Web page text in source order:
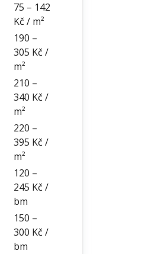
75 – 142
Kč / m²
190 –
305 Kč /
m²
210 –
340 Kč /
m²
220 –
395 Kč /
m²
120 –
245 Kč /
bm
150 –
300 Kč /
bm